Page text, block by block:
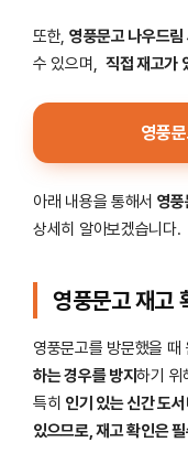
또한, 영풍문고 나우드림
수 있으며, 직접 재고가
영풍
아래 내용을 통해서 영풍
상세히 알아보겠습니다.
영풍문고 재고
영풍문고를 방문했을 때
하는 경우를 방지하기
특히 인기 있는 신간 도서
있으므로, 재고 확인은